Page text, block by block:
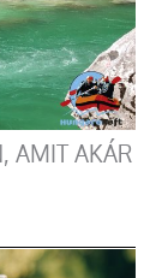
AMIT AKÁR